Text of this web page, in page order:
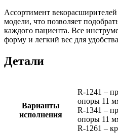
Ассортимент
модели, что позволяет
каждого пациента. Все
форму и легкий вес для
Детали
Варианты
исполнения
R-1241 –
опоры 11
R-1341 –
опоры 11
R-1261 –